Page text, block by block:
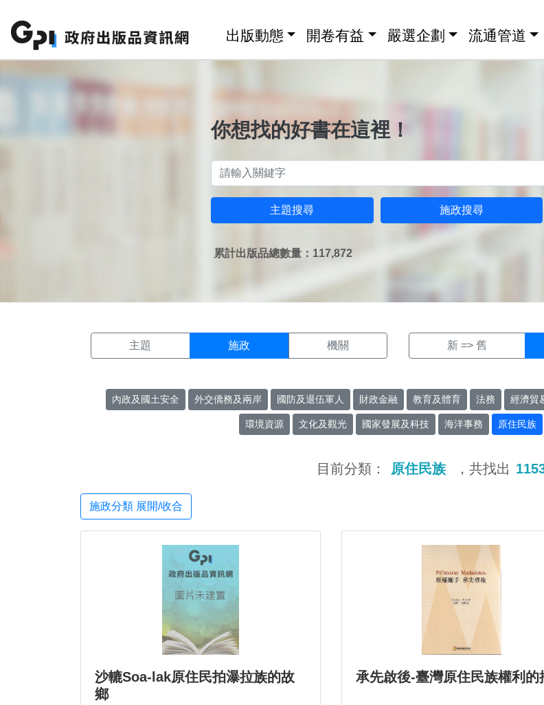
出版動態 開卷有益 嚴選企劃 流通管道
你想找的好書在這裡！
主題搜尋 施政搜尋
累計出版品總數量：117,872
主題 施政 機關 新 => 舊
內政及國土安全 外交僑務及兩岸 國防及退伍軍人 財政金融 教育及體育 法務 經濟貿
環境資源 文化及觀光 國家發展及科技 海洋事務 原住民族
目前分類： 原住民族 ，共找出
施政分類 展開/收合
沙轆Soa-lak原住民拍瀑拉族的故
鄉
承先啟後-臺灣原住民族權利的